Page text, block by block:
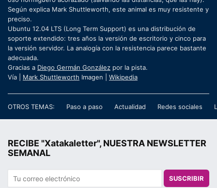
Según explica Mark Shuttleworth, este animal es muy resistente y
preciso.
Ubuntu 12.04 LTS (Long Term Support) es una distribución de
soporte extendido: tres años la versión de escritorio y cinco para
la versión servidor. La analogía con la resistencia parece bastante
adecuada.
Gracias a Diego Germán González por la pista.
Vía | Mark Shuttleworth Imagen | Wikipedia
OTROS TEMAS: Paso a paso Actualidad Redes sociales
RECIBE "Xatakaletter", NUESTRA NEWSLETTER
SEMANAL
SUSCRIBIR